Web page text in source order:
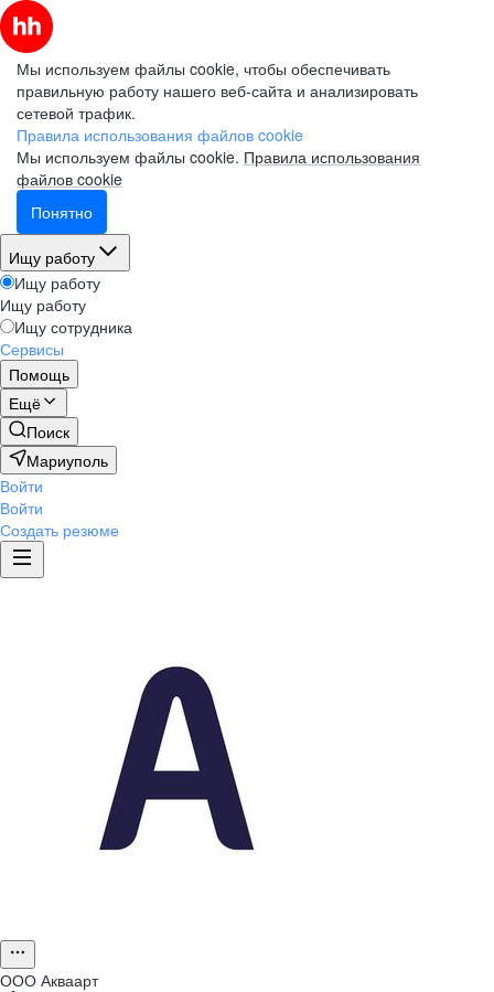
Мы используем файлы cookie, чтобы обеспечивать
правильную работу нашего веб-сайта и анализировать
сетевой трафик.
Правила использования файлов cookie
Мы используем файлы cookie. Правила использования
файлов cookie
Понятно
Ищу работу
Ищу работу
Ищу работу
Ищу сотрудника
Сервисы
Помощь
Ещё
Поиск
Мариуполь
Войти
Войти
Создать резюме
ООО Акваарт